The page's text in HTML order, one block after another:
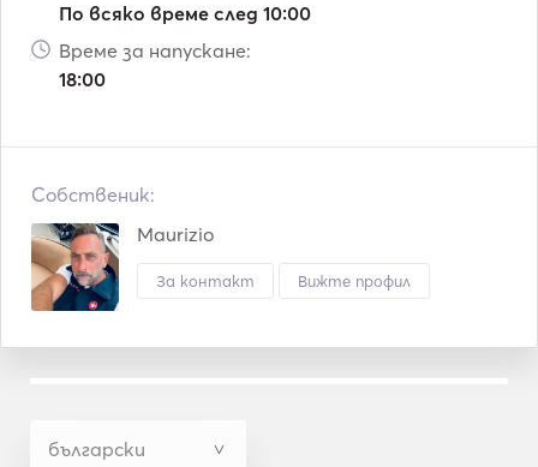
По всяко време след 10:00
Време за напускане:
18:00
Собственик:
Maurizio
За контакт Вижте профил